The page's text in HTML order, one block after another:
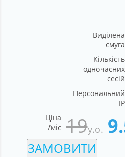
Виділена
смуга
Кількість
одночасних
сесій
Персональний
IP
Ціна
/міс 19у.о.
ЗАМОВИТИ